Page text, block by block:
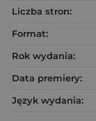
Liczba stron:
Format:
Rok wydania:
Data premiery:
Język wydania: